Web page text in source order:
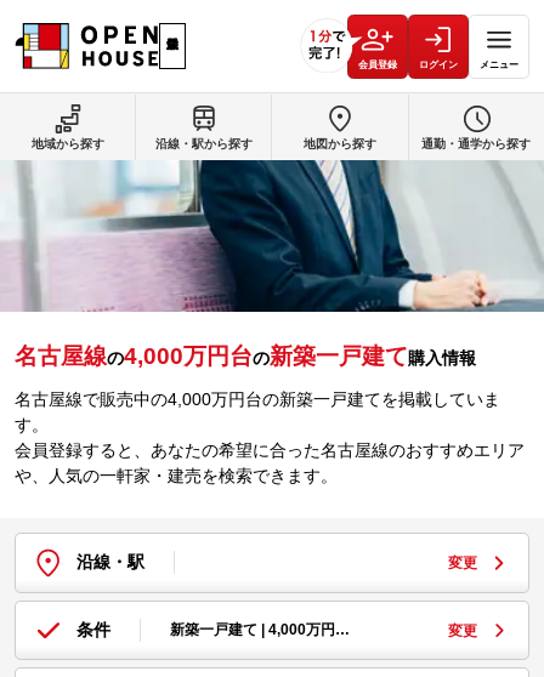
会員登録 ログイン メニュー
名古屋線の4,000万円台の新築一戸建て購入情報
名古屋線で販売中の4,000万円台の新築一戸建てを掲載していま
す。
会員登録すると、あなたの希望に合った名古屋線のおすすめエリア
や、人気の一軒家・建売を検索できます。
沿線・駅 変更
条件 新築一戸建て | 4,000万円… 変更
地域から探す 沿線・駅から探す 地図から探す 通勤・通学から探す